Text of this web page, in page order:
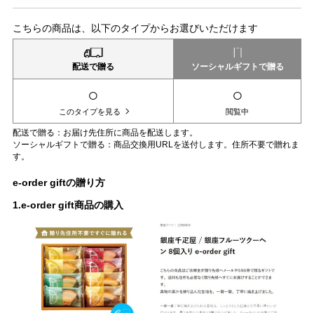
こちらの商品は、以下のタイプからお選びいただけます
配送で贈る ソーシャルギフトで贈る
○
このタイプを見る
○
閲覧中
配送で贈る：お届け先住所に商品を配送します。
ソーシャルギフトで贈る：商品交換用URLを送付します。住所不要で贈れま
す。
e-order giftの贈り方
1.e-order gift商品の購入